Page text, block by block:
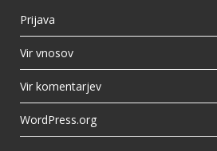
Prijava
Vir vnosov
Vir komentarjev
WordPress.org